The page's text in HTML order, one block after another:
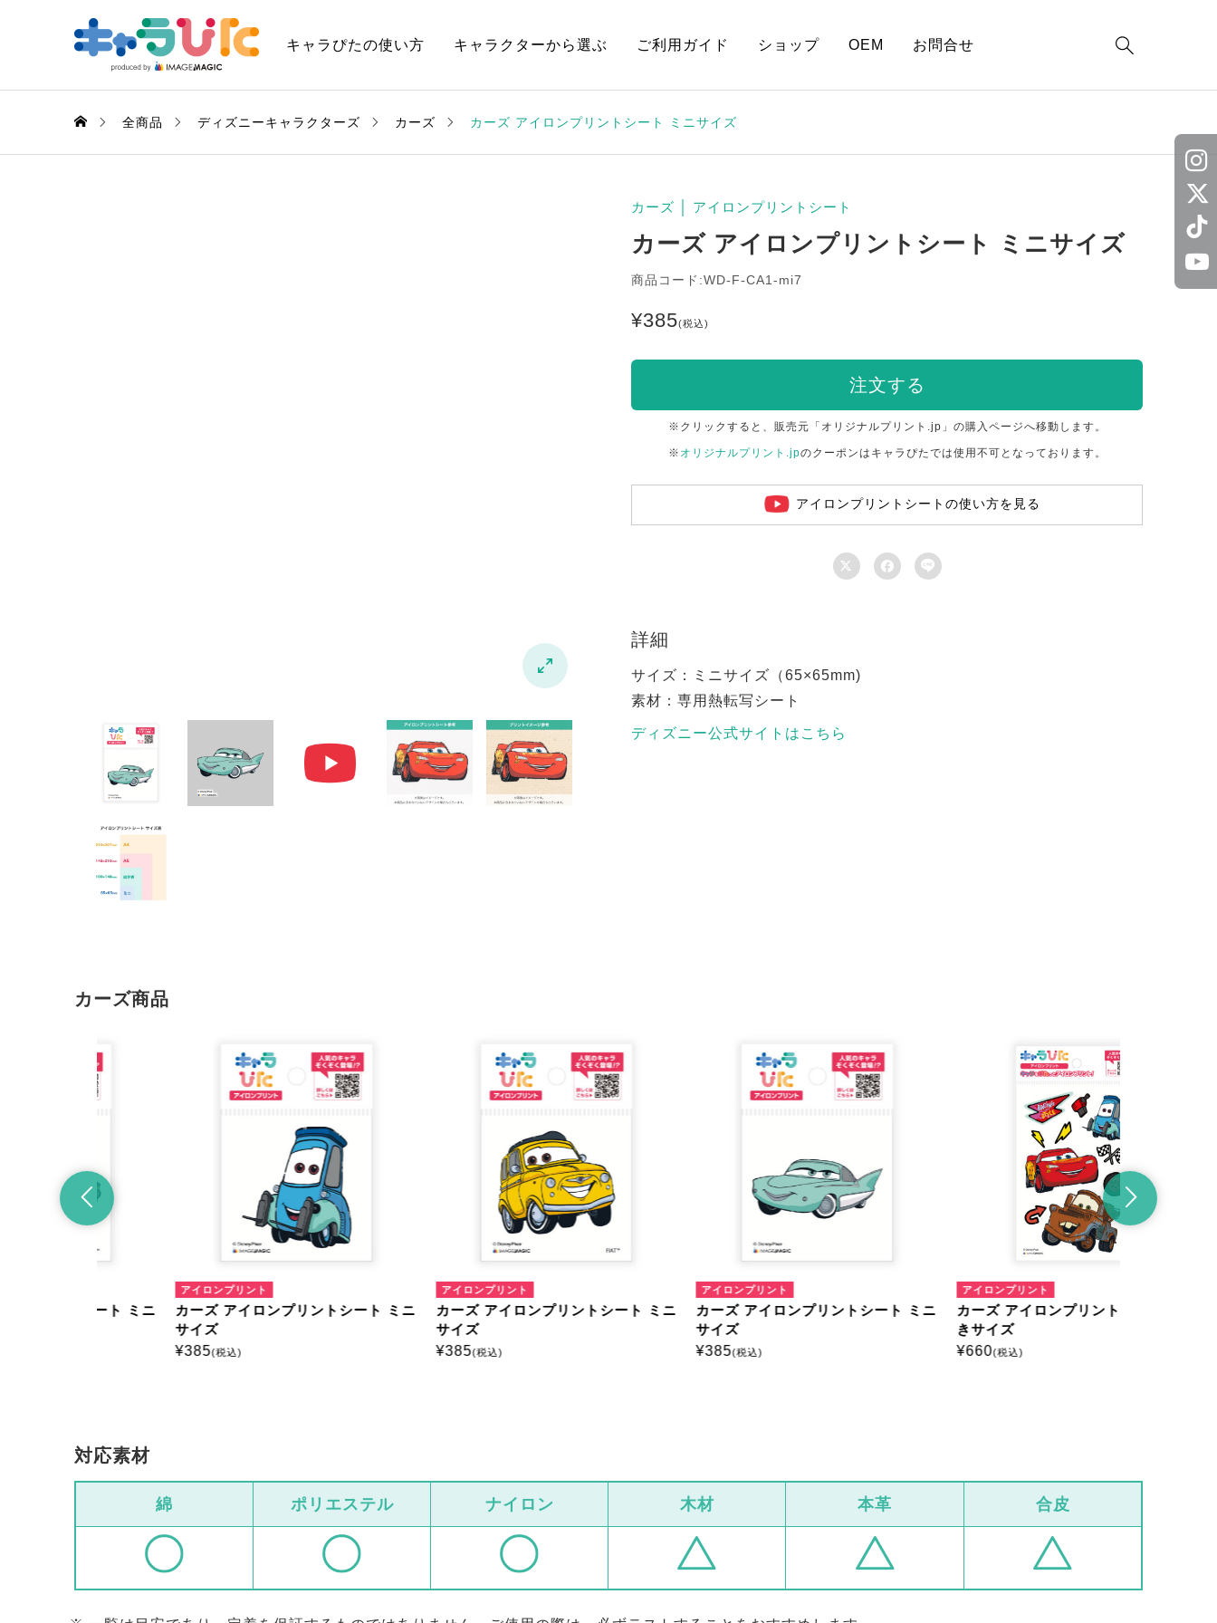
キャラぴたの使い方 キャラクターから選ぶ ご利用ガイド ショップ OEM お問合せ 
全商品 ディズニーキャラクターズ カーズ カーズ アイロンプリントシート ミニサイズ

カーズ アイロンプリントシート
カーズ アイロンプリントシート ミニサイズ
商品コード:WD-F-CA1-mi7
¥385(税込)
注文する
※クリックすると、販売元「オリジナルプリント.jp」の購入ページへ移動します。
※ オリジナルプリント.jpのクーポンはキャラぴたでは使用不可となっております。
アイロンプリントシートの使い方を見る
  
詳細
サイズ：ミニサイズ（65×65mm)
素材：専用熱転写シート
ディズニー公式サイトはこちら
カーズ商品
アイロンプリント
カーズ アイロンプリントシート ミニ
アイロンプリント
カーズ アイロンプリントシート ミニ
アイロンプリント
カーズ アイロンプリントシート ミニ
アイロンプリント
カーズ アイロンプリントシート はが
対応素材
綿 ポリエステル ナイロン 木材 本革 合皮